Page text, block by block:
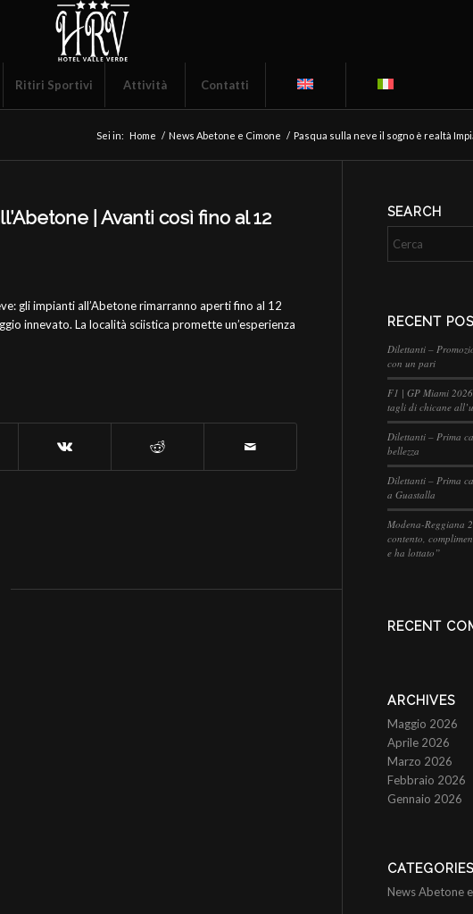
Ritiri Sportivi Attività Contatti
Sei in: Home / News Abetone e Cimone / Pasqua sulla neve il sogno è realtà
| Avanti così fino al 12
gli impianti all’Abetone rimarranno aperti fino al 12
innevato. La località sciistica promette un’esperienza
SEARCH
RECENT
Dilettanti –
con un pari
F1 | GP Miami
tagli di chicane
Dilettanti – Prima
bellezza
Dilettanti – Prima
a Guastalla
Modena-Reggiana
contento,
e ha lottato”
RECENT
ARCHIVES
Maggio 2026
Aprile 2026
Marzo 2026
Febbraio 2026
Gennaio 2026
CATEGORIES
News Abetone